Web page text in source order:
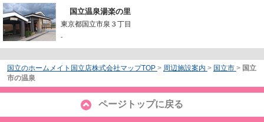
国立温泉湯楽の里
東京都国立市泉３丁目
-
国立のホームメイト国立店株式会社マップTOP > 周辺施設案内 > 国立市 > 国立
市の温泉
ページトップに戻る